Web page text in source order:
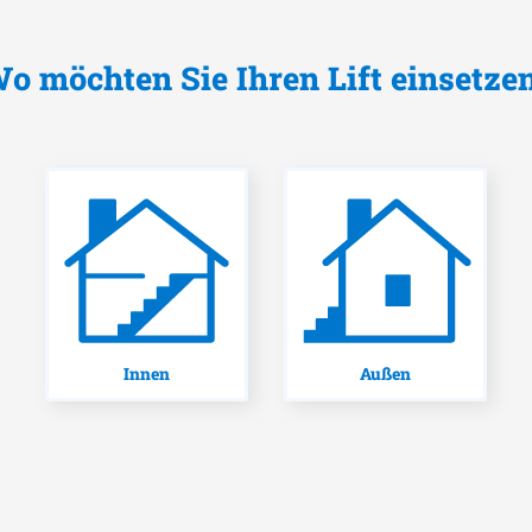
möchten Sie Ihren Lift
Innen Außen